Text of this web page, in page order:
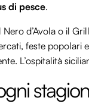
di pesce.
Nero d’Avola o il
feste popolari
L’ospitalità